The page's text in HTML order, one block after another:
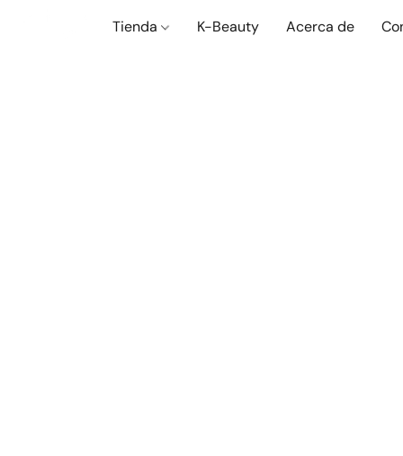
Tienda K-Beauty Acerca de